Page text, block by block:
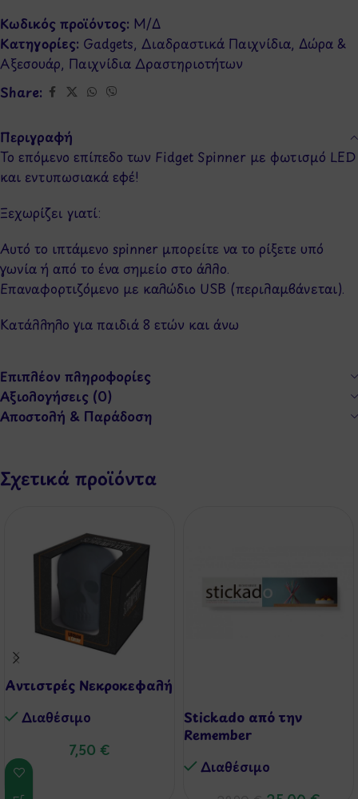
Κωδικός προϊόντος: Μ/Δ
Κατηγορίες: Gadgets, Διαδραστικά Παιχνίδια, Δώρα &
Αξεσουάρ, Παιχνίδια Δραστηριοτήτων
Share:
Περιγραφή
Το επόμενο επίπεδο των Fidget Spinner με φωτισμό LED
και εντυπωσιακά εφέ!
Ξεχωρίζει γιατί:
Αυτό το ιπτάμενο spinner μπορείτε να το ρίξετε υπό
γωνία ή από το ένα σημείο στο άλλο.
Επαναφορτιζόμενο με καλώδιο USB (περιλαμβάνεται).
Κατάλληλο για παιδιά 8 ετών και άνω
Επιπλέον πληροφορίες
Αξιολογήσεις (0)
Αποστολή & Παράδοση
Σχετικά προϊόντα
Aντιστρές Νεκροκεφαλή
Διαθέσιμo
7,50 €
Stickado από την
Remember
Διαθέσιμo